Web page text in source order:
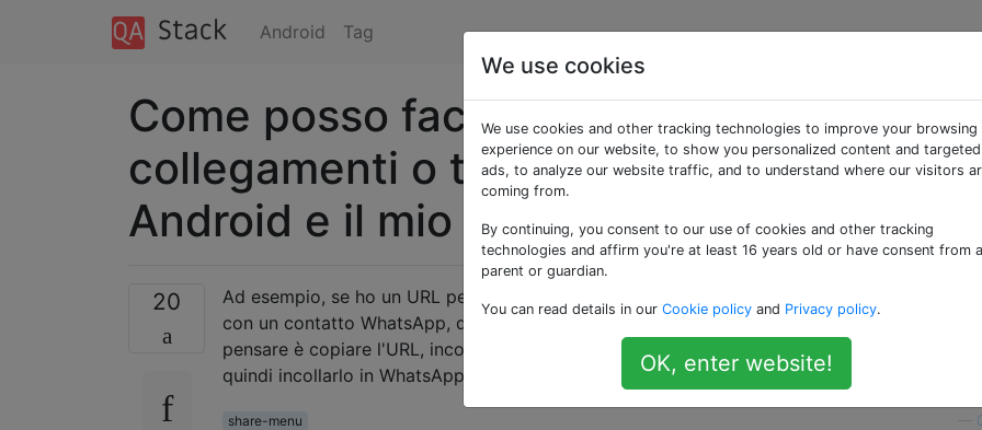
Android Tag
Come posso facilmente condividere
collegamenti o testo tra il mio telefono
Android e il mio laptop?
20
Ad esempio, se ho un URL per un'immagine dal browser del mio laptop che voglio
con un contatto WhatsApp, qual è il modo più semplice per farlo? L'unico modo in cui
pensare è copiare l'URL, incollarlo in un'e-mail per me stesso, aprire l'e-mail, copiare l'URL e
quindi incollarlo in WhatsApp.
share-menu
We use cookies
We use cookies and other tracking technologies to improve your browsing
experience on our website, to show you personalized content and targeted
ads, to analyze our website traffic, and to understand where our visitors
coming from.
By continuing, you consent to our use of cookies and other tracking
technologies and affirm you're at least 16 years old or have consent from a
parent or guardian.
You can read details in our Cookie policy and Privacy policy.
OK, enter website!